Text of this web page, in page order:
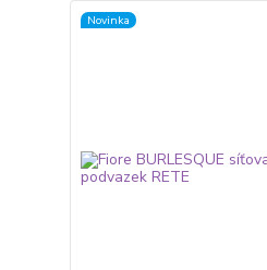
Novinka